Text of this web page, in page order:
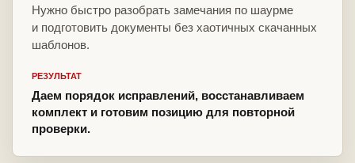
Нужно быстро разобрать замечания по шаурме
и подготовить документы без хаотичных скачанных
шаблонов.
РЕЗУЛЬТАТ
Даем порядок исправлений, восстанавливаем
комплект и готовим позицию для повторной
проверки.